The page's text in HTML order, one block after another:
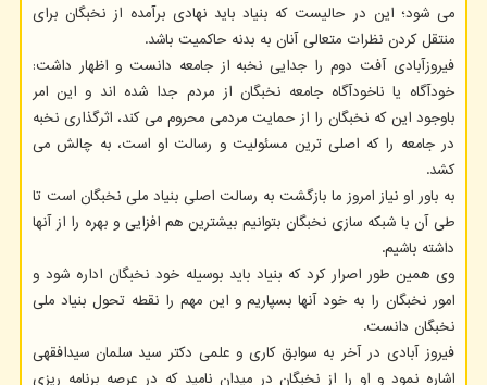
می شود؛ این در حالیست که بنیاد باید نهادی برآمده از نخبگان برای
منتقل کردن نظرات متعالی آنان به بدنه حاکمیت باشد.
فیروزآبادی آفت دوم را جدایی نخبه از جامعه دانست و اظهار داشت:
خودآگاه یا ناخودآگاه جامعه نخبگان از مردم جدا شده اند و این امر
باوجود این که نخبگان را از حمایت مردمی محروم می کند، اثرگذاری نخبه
در جامعه را که اصلی ترین مسئولیت و رسالت او است، به چالش می
کشد.
به باور او نیاز امروز ما بازگشت به رسالت اصلی بنیاد ملی نخبگان است تا
طی آن با شبکه سازی نخبگان بتوانیم بیشترین هم افزایی و بهره را از آنها
داشته باشیم.
وی همین طور اصرار کرد که بنیاد باید بوسیله خود نخبگان اداره شود و
امور نخبگان را به خود آنها بسپاریم و این مهم را نقطه تحول بنیاد ملی
نخبگان دانست.
فیروز آبادی در آخر به سوابق کاری و علمی دکتر سید سلمان سیدافقهی
اشاره نمود و او را از نخبگان در میدان نامید که در عرصه برنامه ریزی